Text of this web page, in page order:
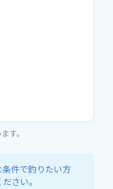
す。
件で釣りたい方
さい。